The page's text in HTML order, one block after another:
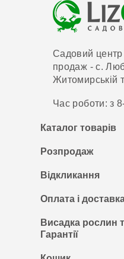
Садовий центр
продаж - с.
Житомирській
Час роботи: з
Каталог товарів
Розпродаж
Відкликання
Оплата і
Висадка рослин
Гарантії